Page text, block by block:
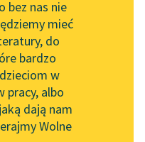
API
OAI-PMH
Widget Wolnych Lektur
Przypisy
bez nas nie
mieć
do
bardzo
w
pracy, albo
dają nam
Wolne
między
—
Biedroń, choć
że kolega do
niespory...
więcej